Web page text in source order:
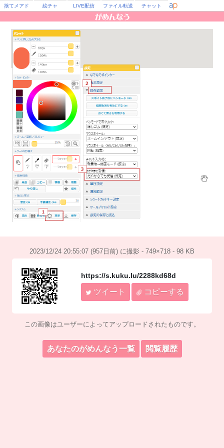
捨てメアド 絵チャ LIVE配信 ファイル転送 チャット
2023/12/24 20:55:07 (957日前) に撮影 - 749×718 - 98 KB
https://s.kuku.lu/2288kd68d
ツイート コピーする
この画像はユーザーによってアップロードされたものです。
あなたのがめんなう一覧 閲覧履歴